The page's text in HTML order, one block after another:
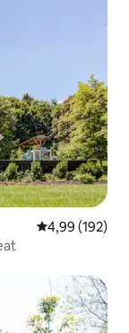
Prosječna
4,99 (192)
gosti”